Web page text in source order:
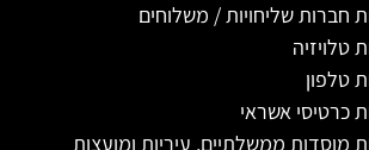
חברות שליחויות / משלוחים
טלויזיה
טלפון
כרטיסי אשראי
מוסדות ממשלתיים, עיריות ומועצות